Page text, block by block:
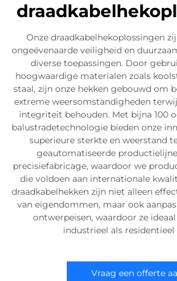
Onze draadkabelhekoplossingen
ongeëvenaarde veiligheid en
diverse toepassingen. Door
hoogwaardige materialen zoals
staal, zijn onze hekken gebouwd om
extreme weersomstandigheden
integriteit behouden. Met bijna 100
balustradetechnologie bieden onze
superieure sterkte en weerstand
geautomatiseerde
precisiefabricage, waardoor we
die voldoen aan internationale
draadkabelhekken zijn niet alleen
van eigendommen, maar ook
ontwerpeisen, waardoor ze
industrieel als residentieel
Vraag een offerte